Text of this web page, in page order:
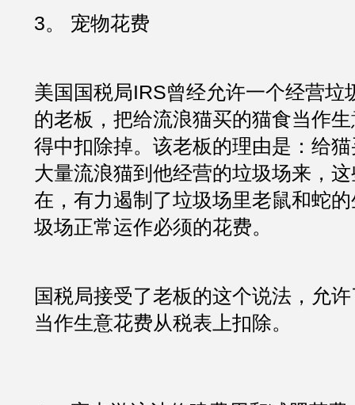
3。 宠物花费
美国国税局IRS曾经允许一个经营垃
的老板，把给流浪猫买的猫食当作
得中扣除掉。该老板的理由是：给
大量流浪猫到他经营的垃圾场来，
在，有力遏制了垃圾场里老鼠和蛇
圾场正常运作必须的花费。
国税局接受了老板的这个说法，允
当作生意花费从税表上扣除。